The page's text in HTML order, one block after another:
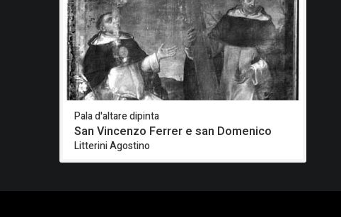
Pala d'altare dipinta
San Vincenzo Ferrer e san Domenico
Litterini Agostino